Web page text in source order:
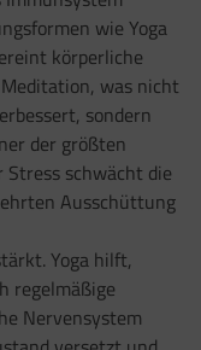
wie Yoga
körperliche
was nicht
sondern
der größten
Stress schwächt die
Ausschüttung
Yoga hilft,
regelmäßige
Nervensystem